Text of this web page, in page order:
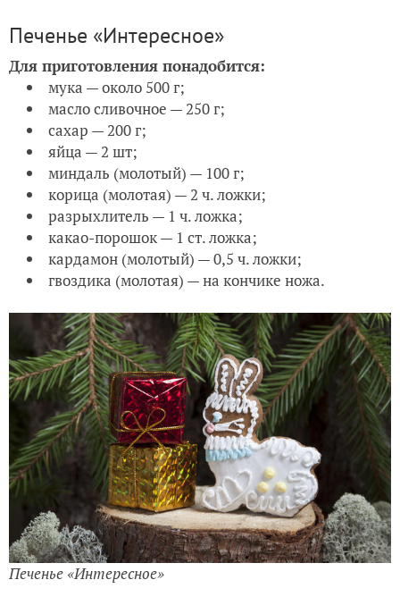
Печенье «Интересное»
Для приготовления понадобится:
мука — около 500 г;
масло сливочное — 250 г;
сахар — 200 г;
яйца — 2 шт;
миндаль (молотый) — 100 г;
корица (молотая) — 2 ч. ложки;
разрыхлитель — 1 ч. ложка;
какао-порошок — 1 ст. ложка;
кардамон (молотый) — 0,5 ч. ложки;
гвоздика (молотая) — на кончике ножа.
Печенье «Интересное»